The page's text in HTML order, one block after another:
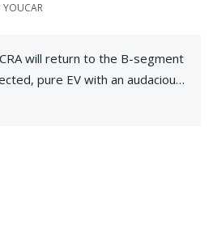
YOUCAR
will return to the B-segment
pure EV with an audacious
assertive personality with zero-